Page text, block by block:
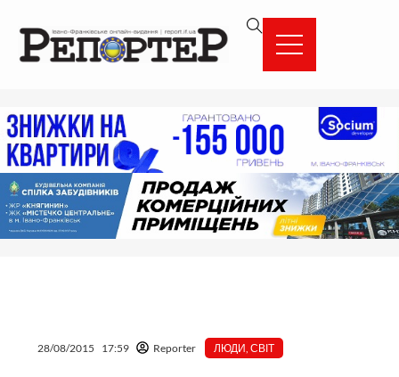
вмісту
28/08/2015 17:59 Reporter ЛЮДИ ,СВІТ